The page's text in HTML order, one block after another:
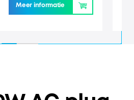
Meer informatie